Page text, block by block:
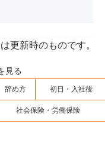
更新時のものです。
見る
辞め方 初日・入社後
社会保険・労働保険